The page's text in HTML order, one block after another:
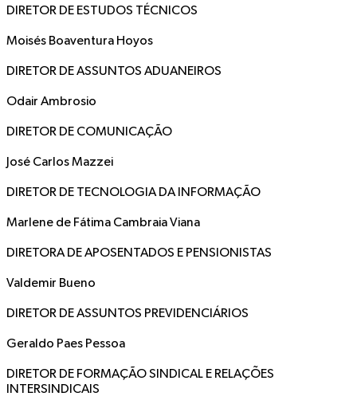
DIRETOR DE ESTUDOS TÉCNICOS
Moisés Boaventura Hoyos
DIRETOR DE ASSUNTOS ADUANEIROS
Odair Ambrosio
DIRETOR DE COMUNICAÇÃO
José Carlos Mazzei
DIRETOR DE TECNOLOGIA DA INFORMAÇÃO
Marlene de Fátima Cambraia Viana
DIRETORA DE APOSENTADOS E PENSIONISTAS
Valdemir Bueno
DIRETOR DE ASSUNTOS PREVIDENCIÁRIOS
Geraldo Paes Pessoa
DIRETOR DE FORMAÇÃO SINDICAL E RELAÇÕES
INTERSINDICAIS